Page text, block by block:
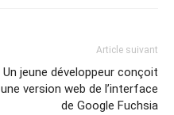
Article suivant
Un jeune développeur conçoit
une version web de l’interface
de Google Fuchsia